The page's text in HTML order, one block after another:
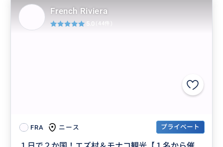
FRA ニース プライベート
French Riviera
5.0 (44件)